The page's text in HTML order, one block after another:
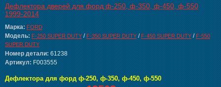
Дефлектора дверей для форд ф-250, ф-350, ф-450, ф-550
1999-2014
Марка: FORD
Модель: F-250 SUPER DUTY /F-350 SUPER DUTY /F-450 SUPER DUTY /F-550
SUPER DUTY
Номер детали: 61238
Артикул: F003555
Дефлектора для форд ф-250, ф-350, ф-450, ф-550